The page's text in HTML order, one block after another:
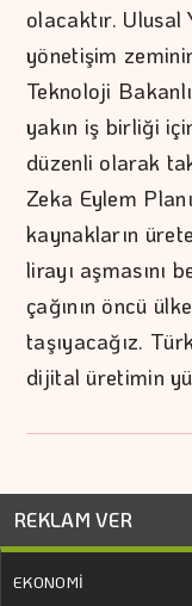
olacaktır. Ulusal
yönetişim
Teknoloji
yakın iş birliği
düzenli olarak
Zeka Eylem
kaynakların
lirayı aşmasını
çağının öncü
taşıyacağız.
dijital üretimin
REKLAM VER
EKONOMİ